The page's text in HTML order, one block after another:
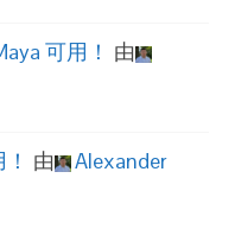
可用！ 由
由
Alexander